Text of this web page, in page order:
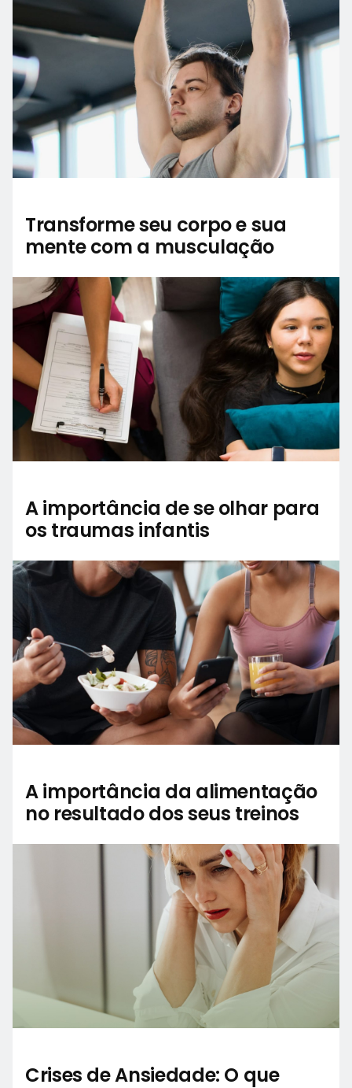
Transforme seu corpo e sua
mente com a musculação
A importância de se olhar para
os traumas infantis
A importância da alimentação
no resultado dos seus treinos
Crises de Ansiedade: O que